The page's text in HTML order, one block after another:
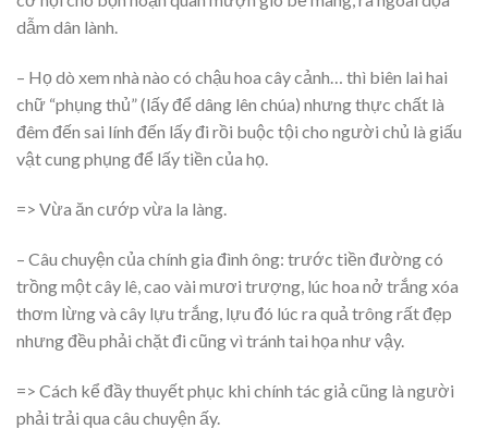
dẫm dân lành.
– Họ dò xem nhà nào có chậu hoa cây cảnh… thì biên lai hai
chữ “phụng thủ” (lấy để dâng lên chúa) nhưng thực chất là
đêm đến sai lính đến lấy đi rồi buộc tội cho người chủ là giấu
vật cung phụng để lấy tiền của họ.
=> Vừa ăn cướp vừa la làng.
– Câu chuyện của chính gia đình ông: trước tiền đường có
trồng một cây lê, cao vài mươi trượng, lúc hoa nở trắng xóa
thơm lừng và cây lựu trắng, lựu đó lúc ra quả trông rất đẹp
nhưng đều phải chặt đi cũng vì tránh tai họa như vậy.
=> Cách kể đầy thuyết phục khi chính tác giả cũng là người
phải trải qua câu chuyện ấy.